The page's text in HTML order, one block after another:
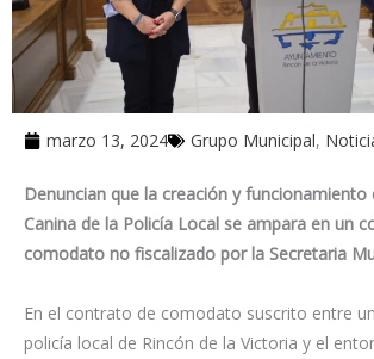
marzo 13, 2024 Grupo Municipal,
Denuncian que la creación y funcionamiento
Canina de la Policía Local se ampara en un
comodato no fiscalizado por la Secretaria
En el contrato de comodato suscrito entre
policía local de Rincón de la Victoria y el